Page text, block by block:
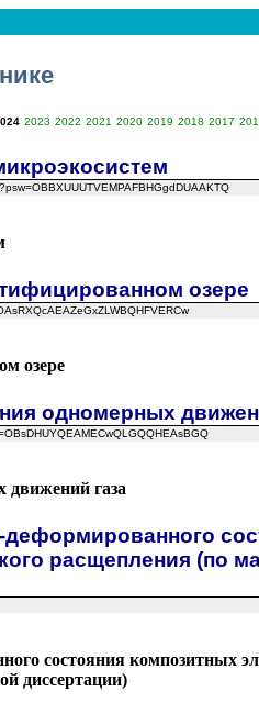
2023 2022 2021 2020 2019 2018 2017
озере
озере
одномерных
движений газа
расщепления (по
состояния композитных
диссертации)